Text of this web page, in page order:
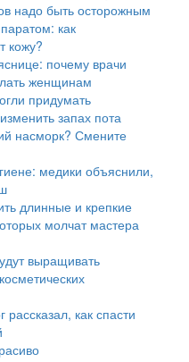
надо быть осторожным
как
кожу?
почему врачи
женщинам
придумать
запах пота
насморк? Смените
медики объяснили,
длинные и крепкие
молчат мастера
выращивать
рассказал, как спасти